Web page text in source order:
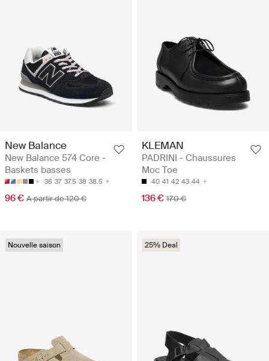
New Balance
New Balance 574 Core -
Baskets basses
36 37 37.5 38 38.5
96 € A partir de 120 €
KLEMAN
PADRINI - Chaussures
Moc Toe
40 41 42 43 44
136 € 170 €
Nouvelle saison 25% Deal